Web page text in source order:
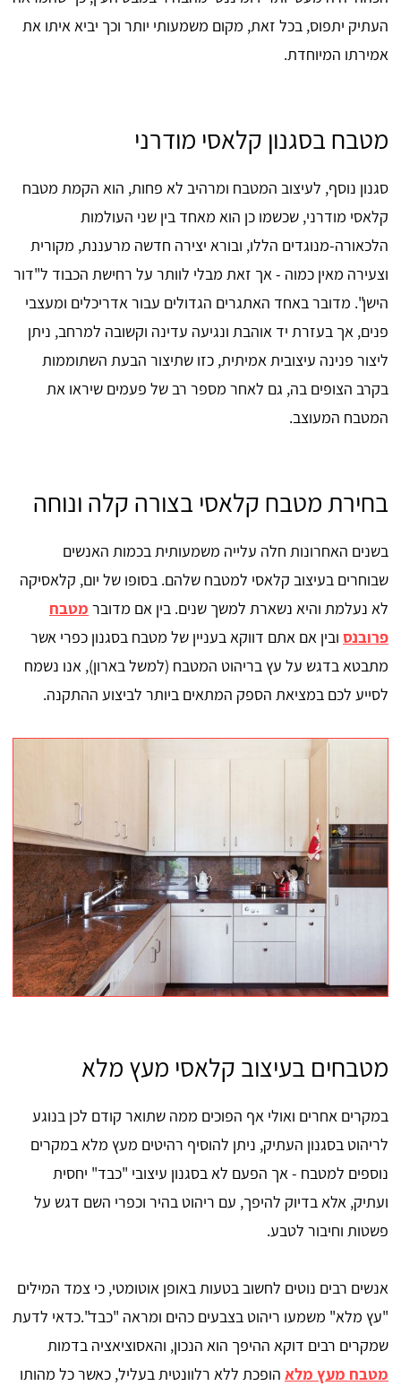
העתיק יתפוס, בכל זאת, מקום משמעותי יותר וכך יביא איתו את
אמירתו המיוחדת.
מטבח בסגנון קלאסי מודרני
סגנון נוסף, לעיצוב המטבח ומרהיב לא פחות, הוא הקמת מטבח
קלאסי מודרני, שכשמו כן הוא מאחד בין שני העולמות
הלכאורה-מנוגדים הללו, ובורא יצירה חדשה מרעננת, מקורית
וצעירה מאין כמוה - אך זאת מבלי לוותר על רחישת הכבוד ל"דור
הישן". מדובר באחד האתגרים הגדולים עבור אדריכלים ומעצבי
פנים, אך בעזרת יד אוהבת ונגיעה עדינה וקשובה למרחב, ניתן
ליצור פנינה עיצובית אמיתית, כזו שתיצור הבעת השתוממות
בקרב הצופים בה, גם לאחר מספר רב של פעמים שיראו את
המטבח המעוצב.
בחירת מטבח קלאסי בצורה קלה ונוחה
בשנים האחרונות חלה עלייה משמעותית בכמות האנשים
שבוחרים בעיצוב קלאסי למטבח שלהם. בסופו של יום, קלאסיקה
לא נעלמת והיא נשארת למשך שנים. בין אם מדובר מטבח
פרובנס ובין אם אתם דווקא בעניין של מטבח בסגנון כפרי אשר
מתבטא בדגש על עץ בריהוט המטבח (למשל בארון), אנו נשמח
לסייע לכם במציאת הספק המתאים ביותר לביצוע ההתקנה.
מטבחים בעיצוב קלאסי מעץ מלא
במקרים אחרים ואולי אף הפוכים ממה שתואר קודם לכן בנוגע
לריהוט בסגנון העתיק, ניתן להוסיף רהיטים מעץ מלא במקרים
נוספים למטבח - אך הפעם לא בסגנון עיצובי "כבד" יחסית
ועתיק, אלא בדיוק להיפך, עם ריהוט בהיר וכפרי השם דגש על
פשטות וחיבור לטבע.
אנשים רבים נוטים לחשוב בטעות באופן אוטומטי, כי צמד המילים
"עץ מלא" משמעו ריהוט בצבעים כהים ומראה "כבד".כדאי לדעת
שמקרים רבים דוקא ההיפך הוא הנכון, והאסוציאציה בדמות
מטבח מעץ מלא הופכת ללא רלוונטית בעליל, כאשר כל מהותו